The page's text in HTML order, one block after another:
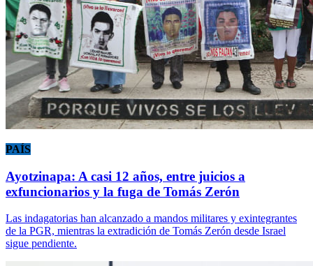
PAÍS
Ayotzinapa: A casi 12 años, entre juicios a
exfuncionarios y la fuga de Tomás Zerón
Las indagatorias han alcanzado a mandos militares y exintegrantes
de la PGR, mientras la extradición de Tomás Zerón desde Israel
sigue pendiente.